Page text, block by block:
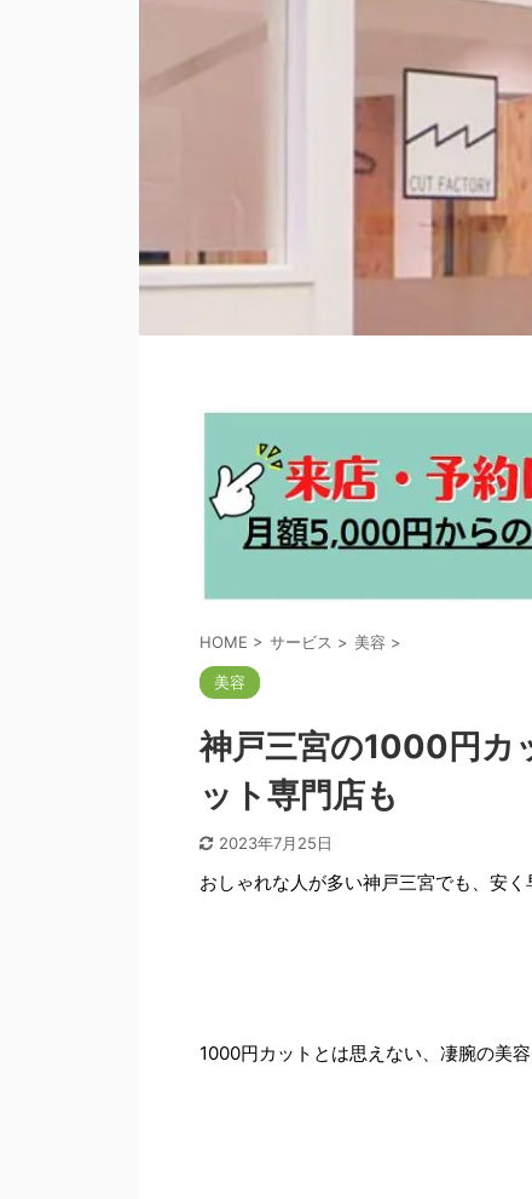
HOME > サービス > 美容 >
美容
神戸三宮の1000円カ
ット専門店も
2023年7月25日
おしゃれな人が多い神戸三宮でも、安く
1000円カットとは思えない、凄腕の美